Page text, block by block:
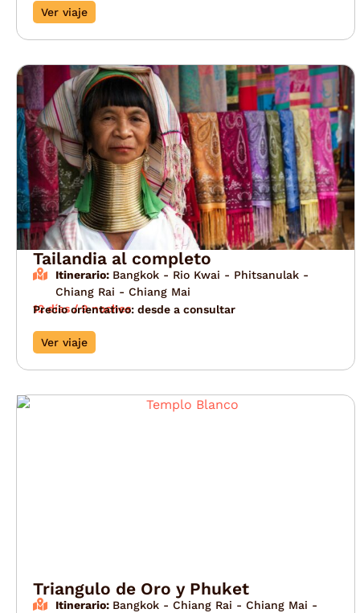
Ver viaje
Tailandia al completo
Itinerario: Bangkok - Rio Kwai - Phitsanulak -
Chiang Rai - Chiang Mai
12 días / 9 noches
Precio orientativo: desde a consultar
Ver viaje
Triangulo de Oro y Phuket
Itinerario: Bangkok - Chiang Rai - Chiang Mai -